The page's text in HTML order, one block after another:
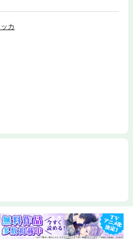
11人目のセフレ!? 宇野リッカ「フ
婚約者として潜り込んだ本家で美
ー」（1）〜（4）、「フェイク〜
カ